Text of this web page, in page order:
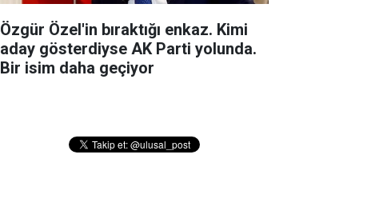
Özgür Özel'in bıraktığı enkaz. Kimi
aday gösterdiyse AK Parti yolunda.
Bir isim daha geçiyor